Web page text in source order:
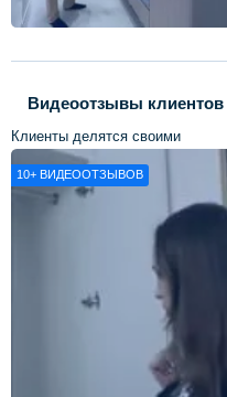
Видеоотзывы клиентов
Клиенты делятся своими
впечатлениями о нашей работе
10+ ВИДЕООТЗЫВОВ